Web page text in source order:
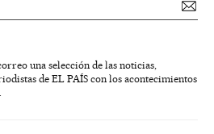
una selección de las noticias,
de EL PAÍS con los acontecimientos